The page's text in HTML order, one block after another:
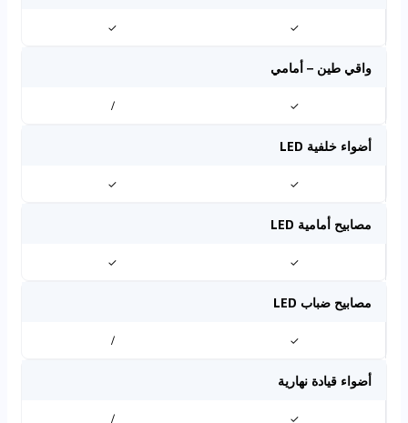
✓
✓
واقي طين – أمامي
✓
/
أضواء خلفية LED
✓
✓
مصابيح أمامية LED
✓
✓
مصابيح ضباب LED
✓
/
أضواء قيادة نهارية
✓
/